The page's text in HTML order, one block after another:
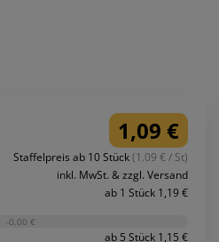
1,09 €
Staffelpreis ab 10 Stück(1.09 € / St)
inkl. MwSt. & zzgl. Versand
ab 1 Stück 1,19 €
-0,00 €
ab 5 Stück 1,15 €